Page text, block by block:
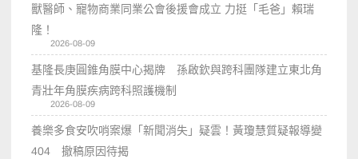
獸醫師、寵物商業同業公會後援會成立 力挺「毛爸」賴瑞
隆！
2026-08-09
基隆長庚圓錐角膜中心揭牌 孫啟欽與跨科團隊建立東北角
青壯年角膜疾病跨科照護機制
2026-08-09
養樂多食安吹哨案爆「新聞消失」疑雲！黃瓊慧質疑報導變
404 撤稿原因待揭